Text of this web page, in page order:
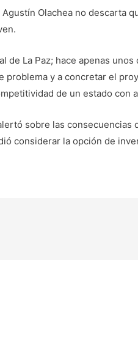
Olachea no descarta
La Paz; hace apenas
y a concretar el
de un estado con
sobre las
considerar la opción de